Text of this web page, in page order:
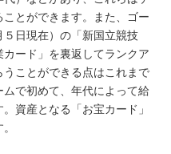
とができます。また、ゴー
日現在）の「新国立競技
ード」を裏返してランクア
ことができる点はこれまで
で初めて、年代によって給
資産となる「お宝カード」